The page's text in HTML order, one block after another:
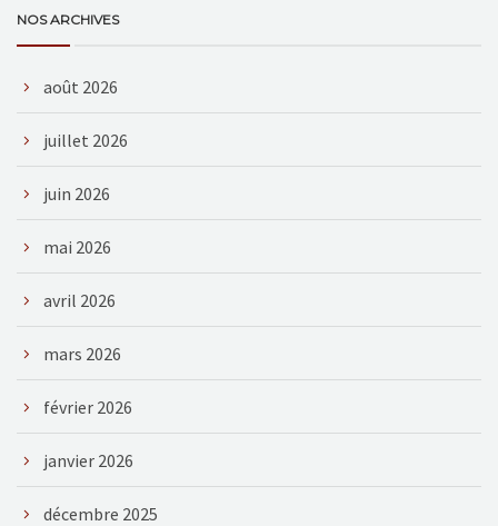
NOS ARCHIVES
août 2026
juillet 2026
juin 2026
mai 2026
avril 2026
mars 2026
février 2026
janvier 2026
décembre 2025